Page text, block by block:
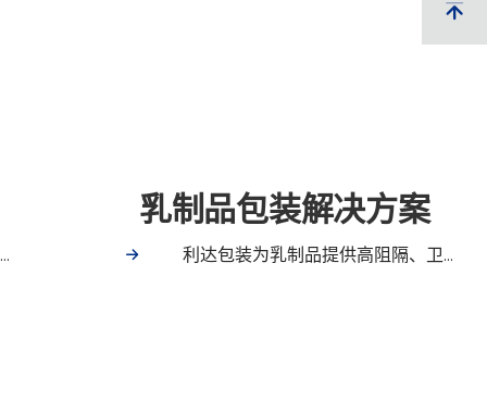
乳制品包装解决方案
利达包装为乳制品提供高阻隔、卫...